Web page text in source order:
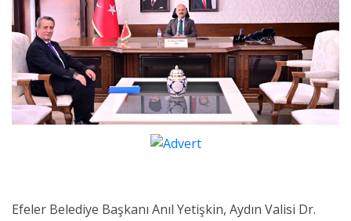
Efeler Belediye Başkanı Anıl Yetişkin, Aydın Valisi Dr.